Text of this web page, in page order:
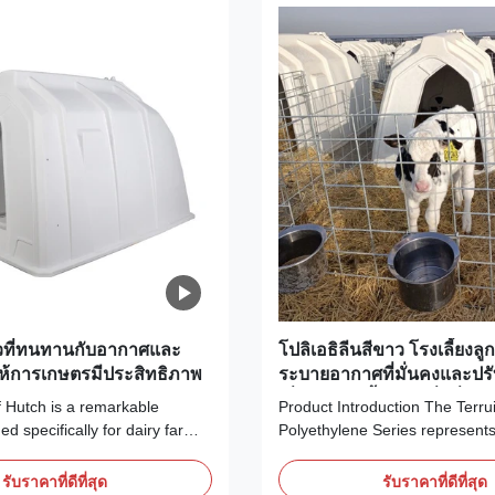
ที่ทนทานกับอากาศและ
การเกษตรมีประสิทธิภาพ
Hutch is a remarkable
specifically for dairy farms.
ensuring the highest
รับราคาที่ดีที่สุด
โปลิเอธิลีนสีขาว โรงเลี้ยงลู
ระบายอากาศที่มั่นคงและปรั
เพื่อการจัดเลี้ยงสัตว์ที่ดีที่สุด
Product Introduction The
Polyethylene Series
dairy calf hutches areรับราคาที่ดีที่สุด